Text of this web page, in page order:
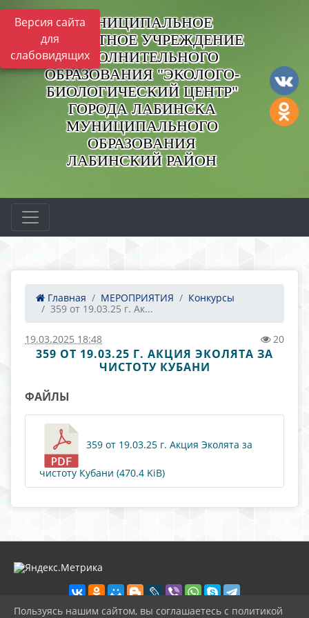
Версия сайта
для
слабовидящих
МУНИЦИПАЛЬНОЕ
БЮДЖЕТНОЕ УЧРЕЖДЕНИЕ
ДОПОЛНИТЕЛЬНОГО
ОБРАЗОВАНИЯ "ЭКОЛОГО-
БИОЛОГИЧЕСКИЙ ЦЕНТР"
ГОРОДА ЛАБИНСКА
МУНИЦИПАЛЬНОГО
ОБРАЗОВАНИЯ
ЛАБИНСКИЙ РАЙОН
Главная МЕРОПРИЯТИЯ
Конкурсы
359 от 19.03.25 г. Ак...
19.03.2025 18:48 20
359 ОТ 19.03.25 Г. АКЦИЯ ЭКОЛЯТА ЗА
ЧИСТОТУ КУБАНИ
ФАЙЛЫ
359 от 19.03.25 г. Акция Эколята за
чистоту Кубани (470.4 KiB)
Пользуясь нашим сайтом, вы соглашаетесь с политикой